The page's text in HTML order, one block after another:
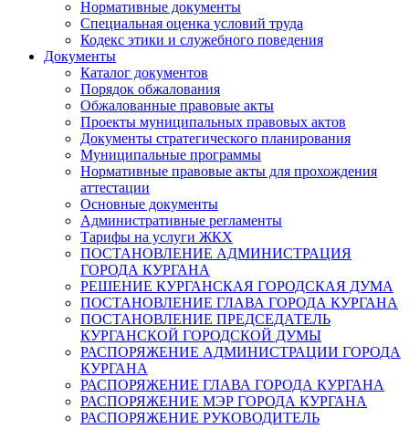
Нормативные документы
Специальная оценка условий труда
Кодекс этики и служебного поведения
Документы
Каталог документов
Порядок обжалования
Обжалованные правовые акты
Проекты муниципальных правовых актов
Документы стратегического планирования
Муниципальные программы
Нормативные правовые акты для прохождения
аттестации
Основные документы
Административные регламенты
Тарифы на услуги ЖКХ
ПОСТАНОВЛЕНИЕ АДМИНИСТРАЦИЯ
ГОРОДА КУРГАНА
РЕШЕНИЕ КУРГАНСКАЯ ГОРОДСКАЯ ДУМА
ПОСТАНОВЛЕНИЕ ГЛАВА ГОРОДА КУРГАНА
ПОСТАНОВЛЕНИЕ ПРЕДСЕДАТЕЛЬ
КУРГАНСКОЙ ГОРОДСКОЙ ДУМЫ
РАСПОРЯЖЕНИЕ АДМИНИСТРАЦИИ ГОРОДА
КУРГАНА
РАСПОРЯЖЕНИЕ ГЛАВА ГОРОДА КУРГАНА
РАСПОРЯЖЕНИЕ МЭР ГОРОДА КУРГАНА
РАСПОРЯЖЕНИЕ РУКОВОДИТЕЛЬ